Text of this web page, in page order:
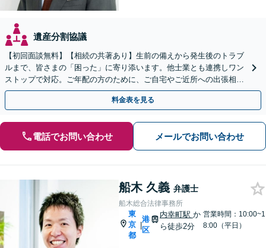
遺産分割協議
【初回面談無料】【相続の共著あり】生前の備えから発生後のトラブ
ルまで、皆さまの「困った」に寄り添います。他士業とも連携しワン
ストップで対応。ご年配の方のために、ご自宅やご近所への出張相談
を実施しています。【秘密厳守】【休日・夜間相談可】
料金表を見る
電話でお問い合わせ メールでお問い合わせ
船木 久義 弁護士
船木総合法律事務所
東
京
都
|
港
区
内幸町駅 か
ら徒歩2分
営業時間：10:00~1
8:00（平日）